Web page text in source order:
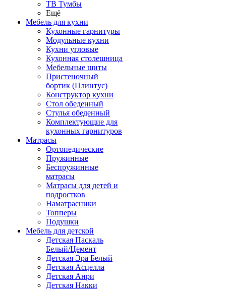
ТВ Тумбы
Ещё
Мебель для кухни
Кухонные гарнитуры
Модульные кухни
Кухни угловые
Кухонная столешница
Мебельные щиты
Пристеночный
бортик (Плинтус)
Конструктор кухни
Стол обеденный
Стулья обеденный
Комплектующие для
кухонных гарнитуров
Матраcы
Ортопедические
Пружинные
Беспружинные
матрасы
Матрасы для детей и
подростков
Наматрасники
Топперы
Подушки
Мебель для детской
Детская Паскаль
Белый/Цемент
Детская Эра Белый
Детская Асцелла
Детская Анри
Детская Накки